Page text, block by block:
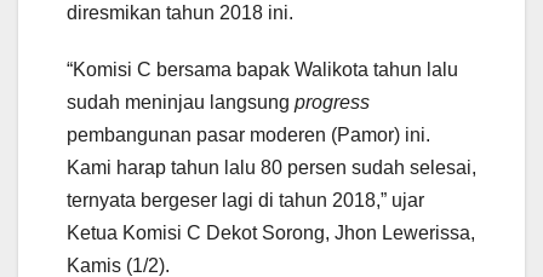
diresmikan tahun 2018 ini.
“Komisi C bersama bapak Walikota tahun lalu
sudah meninjau langsung progress
pembangunan pasar moderen (Pamor) ini.
Kami harap tahun lalu 80 persen sudah selesai,
ternyata bergeser lagi di tahun 2018,” ujar
Ketua Komisi C Dekot Sorong, Jhon Lewerissa,
Kamis (1/2).